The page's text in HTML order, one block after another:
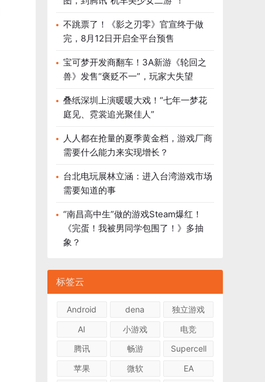
不跳票了！《影之刃零》官宣终于做
完，8月12日开启全平台预售
宝可梦开发商翻车！3A新游《轮回之
兽》发售“褒贬不一”，玩家大失望
叠纸深圳上演暖暖大戏！“七年一梦花
庭见、霓裳追光聚佳人”
人人都在抢量的夏季黄金档，游戏厂商
需要什么能力来实现增长？
台北电玩展林立涵：进入台湾游戏市场
需要知道的事
“南昌高中生”做的游戏Steam爆红！
《完蛋！我被男同学包围了！》多抽
象？
标签云
Android dena
独立游戏
AI
小游戏
电竞
腾讯
畅游
Supercell
苹果
微软
EA